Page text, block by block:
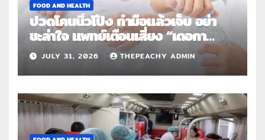
FOOD AND HEALTH
ปวดโคนนิ้วโป้ง กำมือแล้วเจ็บ อย่า
ชะล่าใจ แพทย์เตือนเสี่ยง “เดอกา
แวง” โรคปลอกหุ้มเอ็นอักเสบจากการ
ใช้งานซ้ำ
JULY 31, 2026 THEPEACHY ADMIN